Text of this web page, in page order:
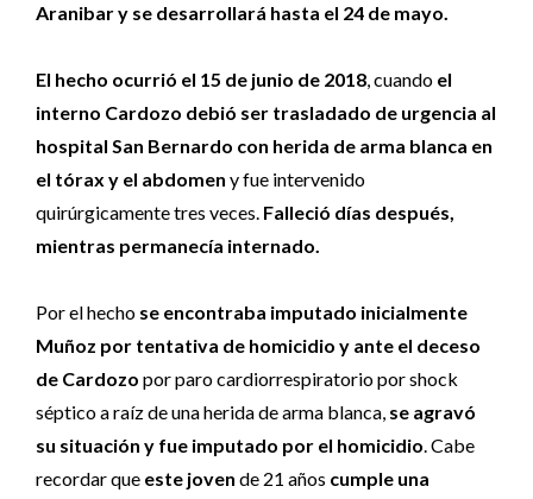
Aranibar y se desarrollará hasta el 24 de mayo.
El hecho ocurrió el 15 de junio de 2018, cuando el
interno Cardozo debió ser trasladado de urgencia al
hospital San Bernardo con herida de arma blanca en
el tórax y el abdomen y fue intervenido
quirúrgicamente tres veces. Falleció días después,
mientras permanecía internado.
Por el hecho se encontraba imputado inicialmente
Muñoz por tentativa de homicidio y ante el deceso
de Cardozo por paro cardiorrespiratorio por shock
séptico a raíz de una herida de arma blanca, se agravó
su situación y fue imputado por el homicidio. Cabe
recordar que este joven de 21 años cumple una